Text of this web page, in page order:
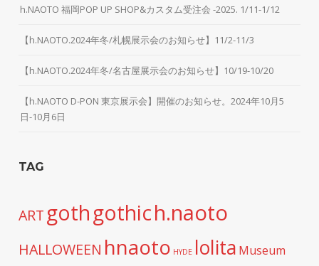
h.NAOTO 福岡POP UP SHOP&カスタム受注会 -2025. 1/11-1/12
【h.NAOTO.2024年冬/札幌展示会のお知らせ】11/2-11/3
【h.NAOTO.2024年冬/名古屋展示会のお知らせ】10/19-10/20
【h.NAOTO D-PON 東京展示会】開催のお知らせ。2024年10月5
日-10月6日
TAG
ART gothgothich.naoto
HALLOWEEN hnaoto HYDE lolita Museum